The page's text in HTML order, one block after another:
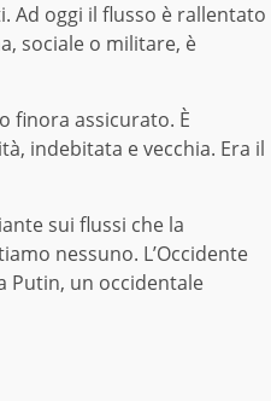
Ad oggi il flusso è rallentato
sociale o militare, è
finora assicurato. È
indebitata e vecchia. Era il
sui flussi che la
nessuno. L’Occidente
Putin, un occidentale